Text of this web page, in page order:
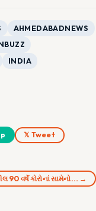
AHMEDABADNEWS
INDIA
𝕏 Tweet
90 વર્ષે કોરોનાં સામેનો… →